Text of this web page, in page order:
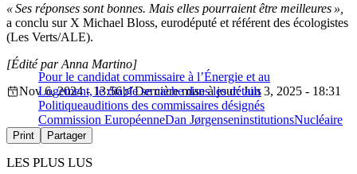
« Ses réponses sont bonnes. Mais elles pourraient être meilleures »,
a conclu sur X Michael Bloss, eurodéputé et référent des écologistes
(Les Verts/ALE).
Pour le candidat commissaire à l’Énergie et au
Logement, le diable se cache dans les détails
[Édité par Anna Martino]
Nov 6, 2024 - 13:56
Dernière mise à jour: Jun 3, 2025 - 18:31
Politiqueauditions des commissaires désignés
Commission EuropéenneDan JørgenseninstitutionsNucléaire
Print Partager
LES PLUS LUS